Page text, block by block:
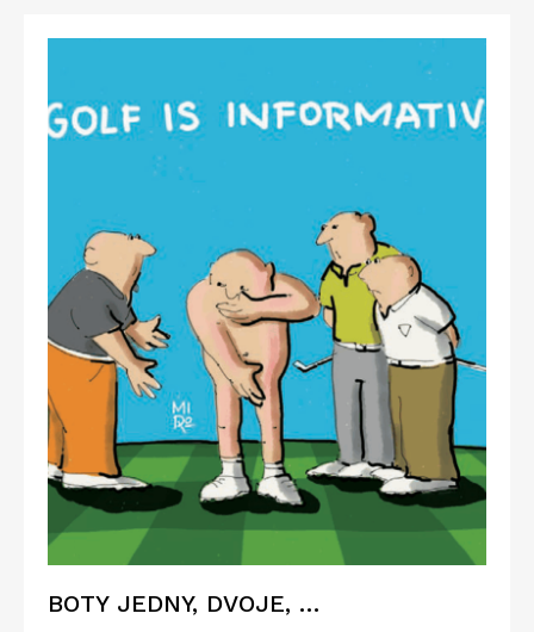
BOTY JEDNY, DVOJE, …